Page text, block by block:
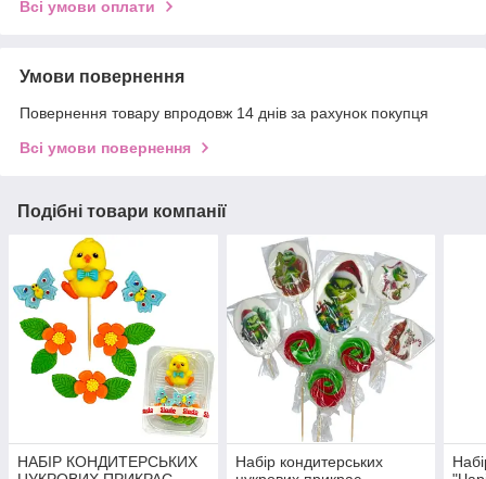
Всі умови оплати
Умови повернення
Повернення товару впродовж 14 днів за рахунок покупця
Всі умови повернення
Подібні товари компанії
НАБІР КОНДИТЕРСЬКИХ
Набір кондитерських